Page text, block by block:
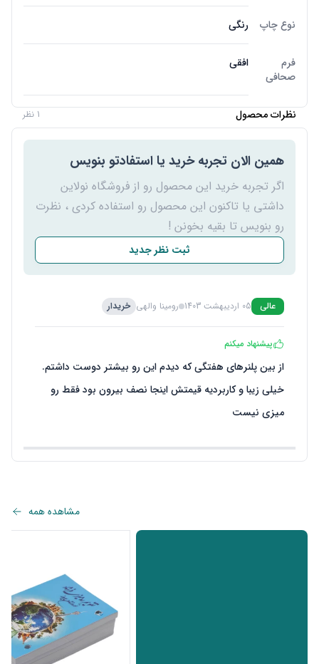
نوع چاپ رنگی
فرم
صحافی
افقی
نظرات محصول 1 نظر
همین الان تجربه خرید یا استفادتو بنویس
اگر تجربه خرید این محصول رو از فروشگاه نولاین
داشتی یا تاکنون این محصول رو استفاده کردی ، نظرت
رو بنویس تا بقیه بخونن !
ثبت نظر جدید
عالی 05 اردیبهشت 1403 رومینا والهی خریدار
پیشنهاد میکنم
از بین پلنرهای هفتگی که دیدم این رو بیشتر دوست داشتم.
خیلی زیبا و کاربردیه قیمتش اینجا نصف بیرون بود فقط رو
میزی نیست
مشاهده همه